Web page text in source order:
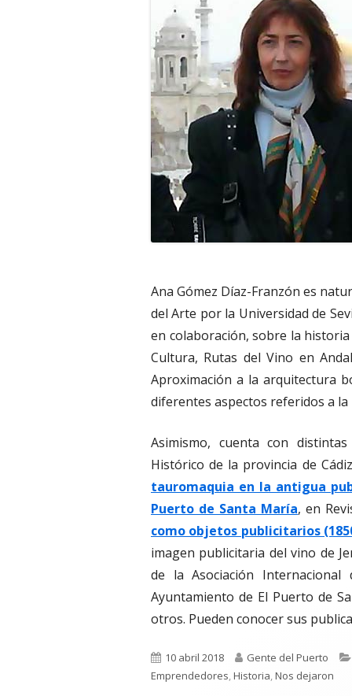
Ana Gómez Díaz-Franzón es
del Arte por la Universidad de
en colaboración, sobre la
Cultura, Rutas del Vino en
Aproximación a la arquitectura
diferentes aspectos referidos a
Asimismo, cuenta con
Histórico de la provincia de
tauromaquia en la antigua
Puerto de Santa María, en
como objetos publicitarios
imagen publicitaria del vino de
de la Asociación
Ayuntamiento de El Puerto de
otros. Pueden conocer sus
Publicado
el
10 abril 2018 Autor
Gente del Puerto
Emprendedores,Historia,Nos dejaron